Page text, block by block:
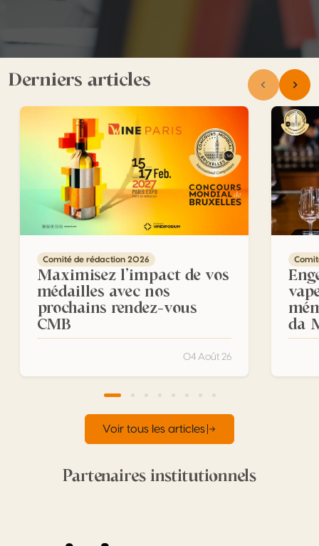
Derniers articles
Maximisez l’impact de vos médailles avec nos prochains
Comité de rédaction 2026
Maximisez l’impact de vos
médailles avec nos
prochains rendez-vous
CMB
04 Août 26
da
Voir tous les articles
Partenaires institutionnels